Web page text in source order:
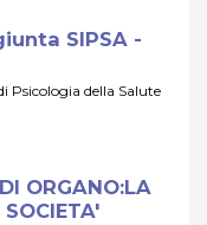
SIPSA -
Psicologia della Salute
ORGANO:LA